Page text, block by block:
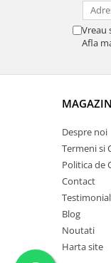
Vreau
Afla
Despre noi
Termeni si
Politica de
Contact
Blog
Noutati
Harta site